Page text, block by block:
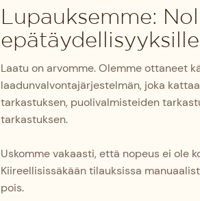
Lupauksemme:
epätäydellisyyksille
Laatu on arvomme. Olemme ottaneet
laadunvalvontajärjestelmän, joka
tarkastuksen, puolivalmisteiden
tarkastuksen.
Uskomme vakaasti, että nopeus ei ole
Kiireellisissäkään tilauksissa
pois.